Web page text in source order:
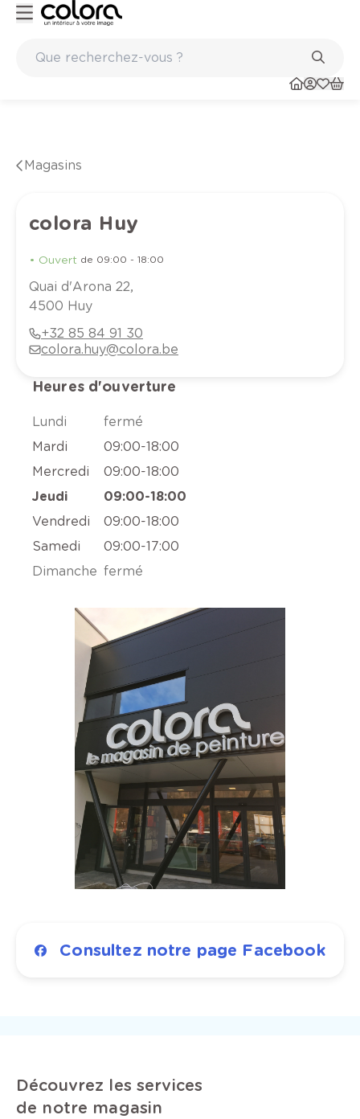
Magasins
colora Huy
• Ouvert de 09:00 - 18:00
Quai d'Arona 22,
4500 Huy
+32 85 84 91 30
colora.huy@colora.be
Heures d'ouverture
Lundi
fermé
Mardi
09:00-18:00
Mercredi
09:00-18:00
Jeudi
09:00-18:00
Vendredi
09:00-18:00
Samedi
09:00-17:00
Dimanche fermé
Consultez notre page Facebook
Découvrez les services
de notre magasin